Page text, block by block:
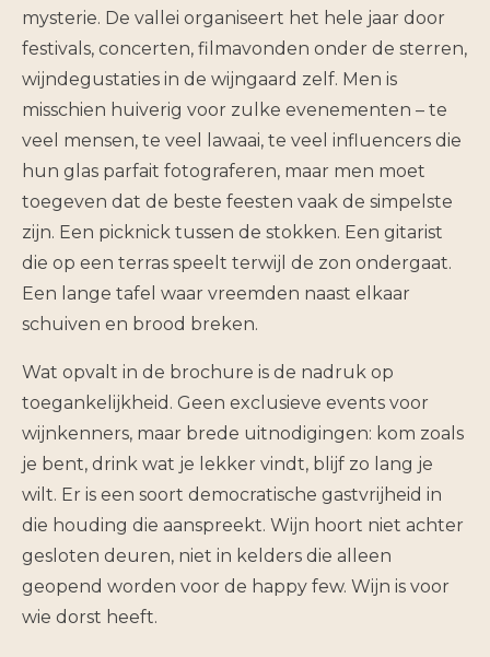
mysterie. De vallei organiseert het hele jaar door
festivals, concerten, filmavonden onder de sterren,
wijndegustaties in de wijngaard zelf. Men is
misschien huiverig voor zulke evenementen – te
veel mensen, te veel lawaai, te veel influencers die
hun glas parfait fotograferen, maar men moet
toegeven dat de beste feesten vaak de simpelste
zijn. Een picknick tussen de stokken. Een gitarist
die op een terras speelt terwijl de zon ondergaat.
Een lange tafel waar vreemden naast elkaar
schuiven en brood breken.
Wat opvalt in de brochure is de nadruk op
toegankelijkheid. Geen exclusieve events voor
wijnkenners, maar brede uitnodigingen: kom zoals
je bent, drink wat je lekker vindt, blijf zo lang je
wilt. Er is een soort democratische gastvrijheid in
die houding die aanspreekt. Wijn hoort niet achter
gesloten deuren, niet in kelders die alleen
geopend worden voor de happy few. Wijn is voor
wie dorst heeft.